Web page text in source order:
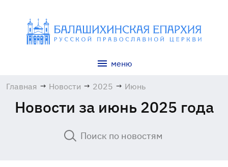
меню
Главная → Новости → 2025 → Июнь
Новости за июнь 2025 года